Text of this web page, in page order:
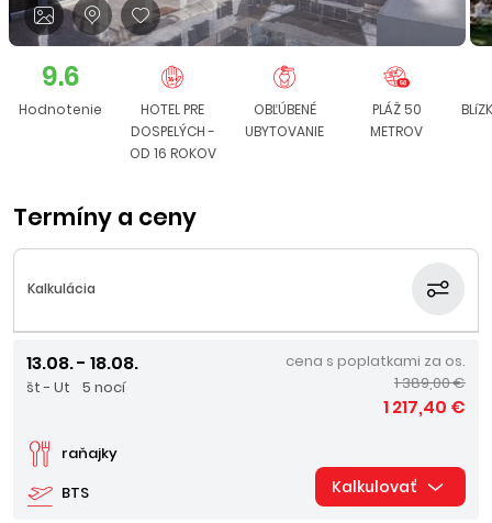
9.6
Hodnotenie
HOTEL PRE
DOSPELÝCH -
OD 16 ROKOV
OBĽÚBENÉ
UBYTOVANIE
PLÁŽ 50
METROV
Termíny a ceny
Kalkulácia
13.08. - 18.08.
št - Ut 5 nocí
BTS
raňajky
cena s poplatkami za os.
1 389,00 €
1 217,40 €
Kalkulovať